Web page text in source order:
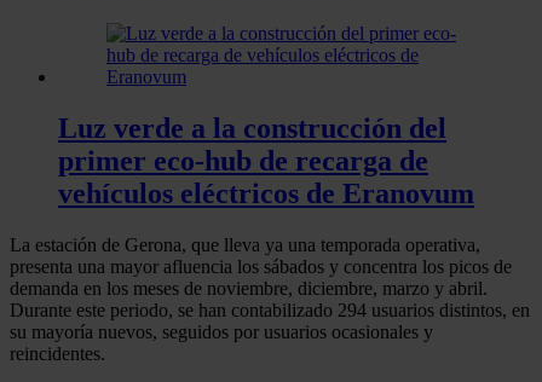
Luz verde a la construcción del
primer eco-hub de recarga de
vehículos eléctricos de Eranovum
La estación de Gerona, que lleva ya una temporada operativa,
presenta una mayor afluencia los sábados y concentra los picos de
demanda en los meses de noviembre, diciembre, marzo y abril.
Durante este periodo, se han contabilizado 294 usuarios distintos, en
su mayoría nuevos, seguidos por usuarios ocasionales y
reincidentes.